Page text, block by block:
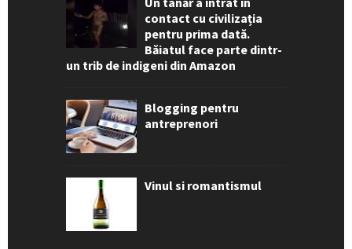
contact cu civilizația
pentru prima dată.
Băiatul face parte dintr-
un trib de indigeni din Amazon
Blogging pentru
antreprenori
Vinul si romantismul